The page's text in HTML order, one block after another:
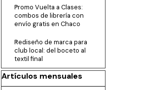
Promo Vuelta a Clases:
combos de librería con
envío gratis en Chaco
Rediseño de marca para
club local: del boceto al
textil final
Saltar el bloque Artículos mensuales
Artículos mensuales